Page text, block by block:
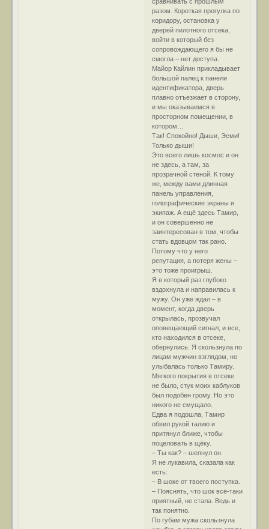
разом. Короткая прогулка по
коридору, остановка у
дверей пилотного отсека,
войти в который без
сопровождающего я бы не
смогла – нет доступа.
Майор Кайлин прикладывает
большой палец к панели
идентификатора, дверь
плавно отъезжает в сторону,
и мы оказываемся в
просторном помещении, в
котором…
Так! Спокойно! Дыши, Эсми!
Только дыши!
Это всего лишь космос и он
не здесь, а там, за
прозрачной стеной. К тому
же, между вами длинная
панель управления,
голографические экраны и
экипаж. А ещё здесь Тамир,
и он совершенно не
заинтересован в том, чтобы
стать вдовцом так рано.
Потому что у него
репутация, а потеря жены –
это тоже проигрыш.
Я в который раз глубоко
вздохнула и направилась к
мужу. Он уже ждал – в
момент, когда дверь
открылась, прозвучал
оповещающий сигнал, и все,
кто находился в отсеке,
обернулись. Я скользнула по
лицам мужчин взглядом, но
улыбалась только Тамиру.
Мягкого покрытия в отсеке
не было, стук моих каблуков
был подобен грому. Но это
никого не смущало.
Едва я подошла, Тамир
обвил рукой талию и
притянул ближе, чтобы
поцеловать в щёку.
– Ты как? – шепнул он.
Я не лукавила, сказала как
есть:
– В шоке от твоего поступка.
– Пояснять, что шок всё-таки
приятный, не стала. Ведь и
так понятно.
По губам мужа скользнула